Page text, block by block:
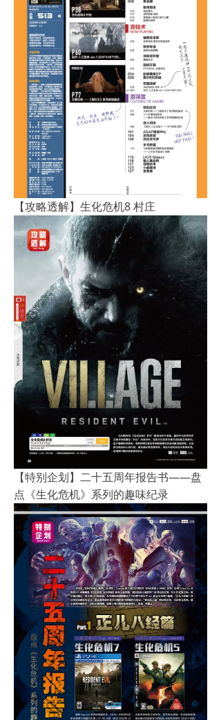
【攻略透解】生化危机8 村庄
【特别企划】二十五周年报告书——盘
点《生化危机》系列的趣味纪录